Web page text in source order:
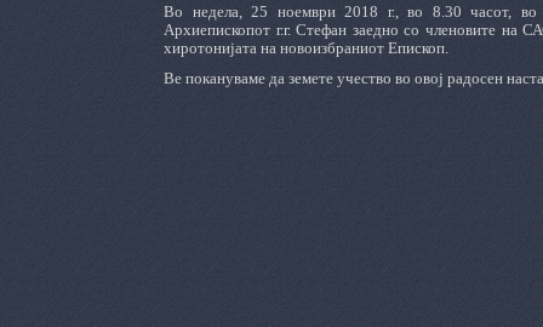
Во недела, 25 ноември 2018 г., во 8.30 часот, во
Архиепископот г.г. Стефан заедно со членовите
хиротонијата на новоизбраниот Епископ.
Ве покануваме да земете учество во овој радосен